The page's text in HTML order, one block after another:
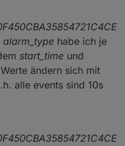
habe ich je
start_time und
ändern sich mit
alle events sind 10s